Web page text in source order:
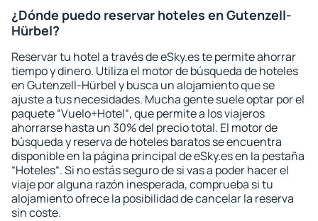
¿Dónde puedo reservar hoteles en Gutenzell-
Hürbel?
Reservar tu hotel a través de eSky.es te permite ahorrar
tiempo y dinero. Utiliza el motor de búsqueda de hoteles
en Gutenzell-Hürbel y busca un alojamiento que se
ajuste a tus necesidades. Mucha gente suele optar por el
paquete “Vuelo+Hotel“, que permite a los viajeros
ahorrarse hasta un 30% del precio total. El motor de
búsqueda y reserva de hoteles baratos se encuentra
disponible en la página principal de eSky.es en la pestaña
“Hoteles“. Si no estás seguro de si vas a poder hacer el
viaje por alguna razón inesperada, comprueba si tu
alojamiento ofrece la posibilidad de cancelar la reserva
sin coste.